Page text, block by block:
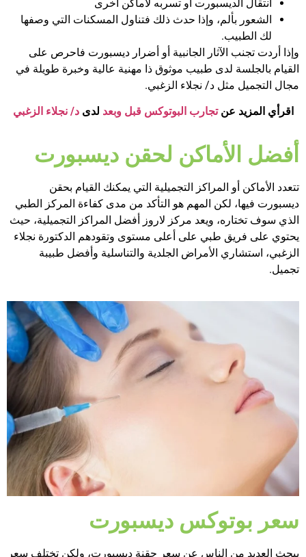
انتقال الديسبورت أو تسربه لأماكن أخرى
الشعور بألم، وإذا حدث ذلك فتناول المسكنات التي وصفها
لك الطبيب.
وإذا أردت تجنب الآثار الجانبية أو أضرار ديسبورت فاحرص على
القيام بالجلسة لدى طبيب موثوق ذا مهنية عالية وخبرة طويلة في
مجال التجميل مثل د/ نجلاء الزغبي.
اقرأي المزيد عنتجارب البوتوكس قبل وبعد لدىد/ نجلاء الزغبي
أفضل الأماكن لحقن ديسبورت
تتعدد الأماكن أو المراكز التجميلية التي يمكنك القيام بحقن
ديسبورت فيها، لكن المهم هو التأكد من مدى كفاءة المركز الطبي
الذي سوف تختاره، ويعد مركز لاروز أفضل المراكز التجميلية، حيث
يحتوي على فريق طبي على أعلى مستوى وتقودهم الدكتورة نجلاء
الزغبي، استشاري الأمراض الجلدية والتناسلية وأفضل طبيبة
تجميل.
سعر بوتوكس ديسبورت
يبحث العديد من الناس عن سعر حقنة ديسبورت، ولكن تختلف سعر